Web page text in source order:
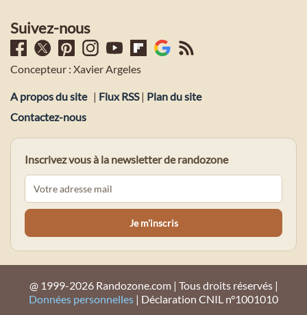
Suivez-nous
Concepteur : Xavier Argeles
A propos du site | Flux RSS| Plan du site
Contactez-nous
Inscrivez vous à la newsletter de randozone
@ 1999-2026 Randozone.com | Tous droits réservés |
Données personnelles | Déclaration CNIL n°1001010